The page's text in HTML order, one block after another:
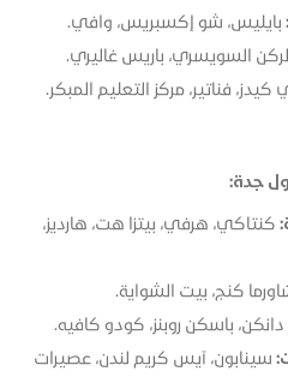
بايليس، شو إكسبريس، وافي.
السويسري، باريس غاليري.
كيدز، فناتير، مركز التعليم المبكر.
جدة:
كنتاكي، هرفي، بيتزا هت، هارديز،
كنج، بيت الشواية.
دانكن، باسكن روبنز، كودو كافيه.
سينابون، آيس كريم لندن، عصيرات